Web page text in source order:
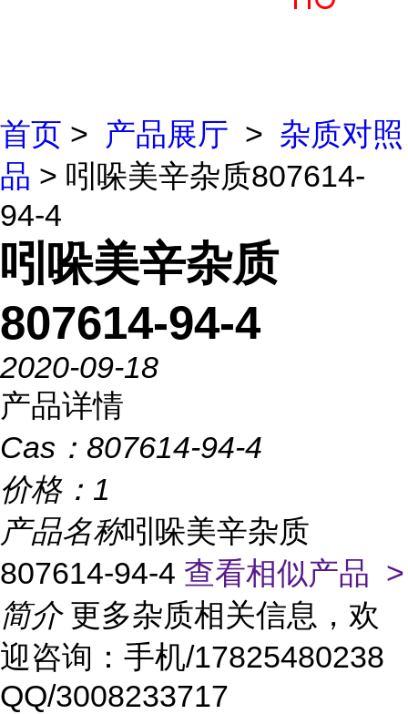
首页 > 产品展厅 > 杂质对照
品 > 吲哚美辛杂质807614-
94-4
吲哚美辛杂质
807614-94-4
2020-09-18
产品详情
Cas： 807614-94-4
价格： 1
产品名称吲哚美辛杂质
807614-94-4 查看相似产品 >
简介 更多杂质相关信息，欢
迎咨询：手机/17825480238
QQ/3008233717